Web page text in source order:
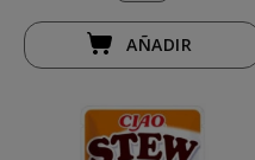
AÑADIR